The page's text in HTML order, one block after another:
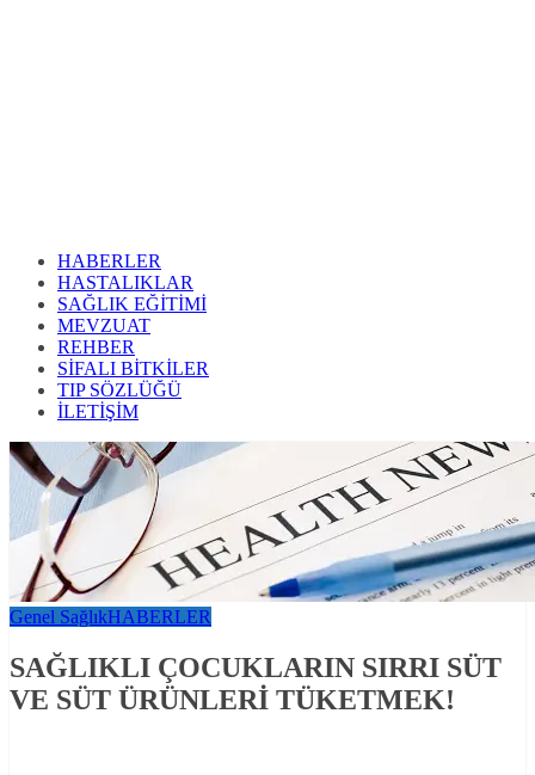
HABERLER
HASTALIKLAR
SAĞLIK EĞİTİMİ
MEVZUAT
REHBER
SİFALI BİTKİLER
TIP SÖZLÜĞÜ
İLETİŞİM
Genel SağlıkHABERLER
SAĞLIKLI ÇOCUKLARIN SIRRI SÜT
VE SÜT ÜRÜNLERİ TÜKETMEK!